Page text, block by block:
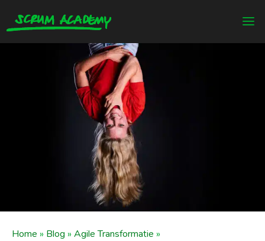
Home » Blog » Agile Transformatie »